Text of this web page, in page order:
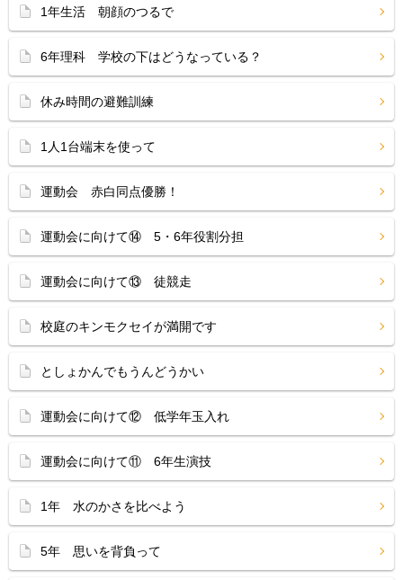
1年生活 朝顔のつるで
6年理科 学校の下はどうなっている？
休み時間の避難訓練
1人1台端末を使って
運動会 赤白同点優勝！
運動会に向けて⑭ 5・6年役割分担
運動会に向けて⑬ 徒競走
校庭のキンモクセイが満開です
としょかんでもうんどうかい
運動会に向けて⑫ 低学年玉入れ
運動会に向けて⑪ 6年生演技
1年 水のかさを比べよう
5年 思いを背負って